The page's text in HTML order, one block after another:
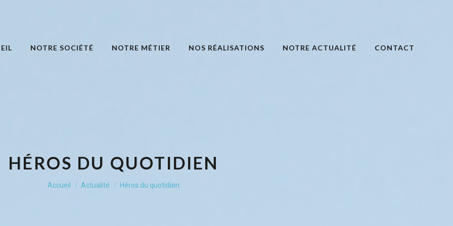
NOTRE SOCIÉTÉ NOTRE MÉTIER NOS RÉALISATIONS NOTRE ACTUALITÉ CONTACT
HÉROS DU QUOTIDIEN
Vous êtes ici :
Accueil Actualité Héros du quotidien